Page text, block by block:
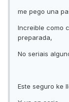
me pego una
Increible como
preparada,
No seriais
Este seguro ke